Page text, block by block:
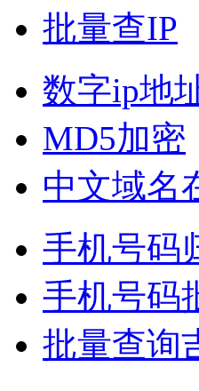
批量查IP
数字ip地
MD5加密
中文域名
手机号码
手机号码
批量查询